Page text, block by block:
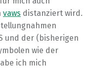
vaws distanziert wird.
und der (bisherigen
wie der
ich mich